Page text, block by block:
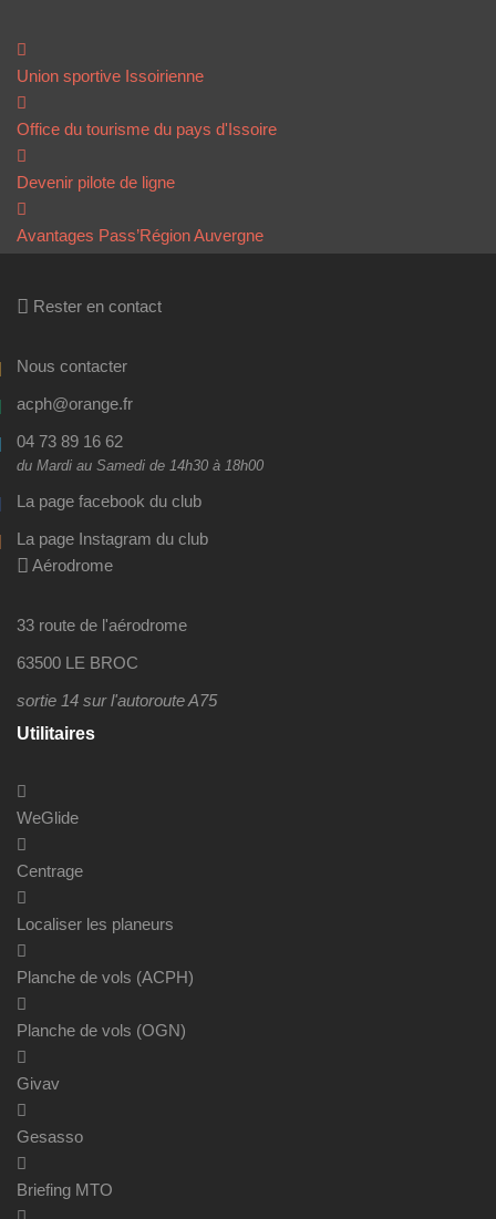
Union sportive Issoirienne
Office du tourisme du pays d'Issoire
Devenir pilote de ligne
Avantages Pass’Région Auvergne
Rester en contact
Nous contacter
acph@orange.fr
04 73 89 16 62
du Mardi au Samedi de 14h30 à 18h00
La page facebook du club
La page Instagram du club
Aérodrome
33 route de l'aérodrome
63500 LE BROC
sortie 14 sur l'autoroute A75
Utilitaires
WeGlide
Centrage
Localiser les planeurs
Planche de vols (ACPH)
Planche de vols (OGN)
Givav
Gesasso
Briefing MTO